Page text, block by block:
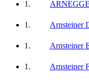
Arnsteiner
Arnsteiner
Arnsteiner